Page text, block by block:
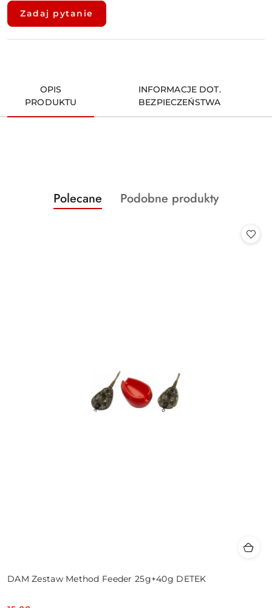
dostawa
Zadaj pytanie
OPIS
PRODUKTU
INFORMACJE DOT.
BEZPIECZEŃSTWA
Pomiń karuzelę produktów
Produkty
o
Polecane
Produkty
Podobne produkty
DAM Zestaw Method Feeder 25g+40g DETEK